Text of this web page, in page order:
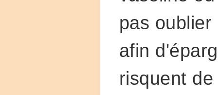
pas
afin
risquent